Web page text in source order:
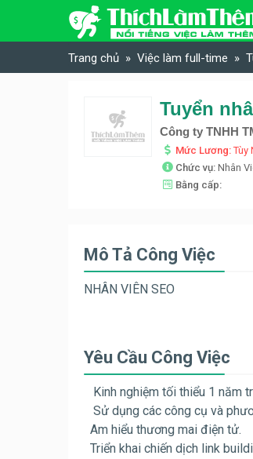
Skip to content
Trang chủ Việc làm full-time
Tuyển
Công ty TNHH
Mức Lương:Tùy
Chức vụ: Nhân
Bằng cấp:
Mô Tả Công Việc
NHÂN VIÊN SEO
Yêu Cầu Công Việc
Kinh nghiệm tối thiểu 1 năm
Sử dụng các công cụ và
Am hiểu thương mai điện tử.
Triển khai chiến dịch link